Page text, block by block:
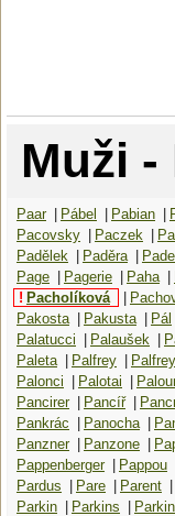
Muži -
Paar | Pábel | Pabian |
Pacovsky | Paczek |
Padělek | Paděra |
Page | Pagerie | Paha |
! Pacholíková |
Pakosta | Pakusta | Pál
Palatucci | Palaušek |
Paleta | Palfrey |
Palonci | Palotai |
Pancirer | Pancíř |
Pankrác | Panocha |
Panzner | Panzone |
Pappenberger | Pappou
Pardus | Pare | Parent |
Parkin | Parkins |